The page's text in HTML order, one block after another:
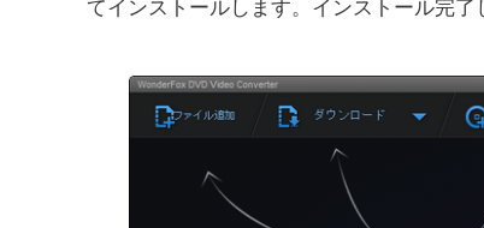
てインストールします。インストール完了